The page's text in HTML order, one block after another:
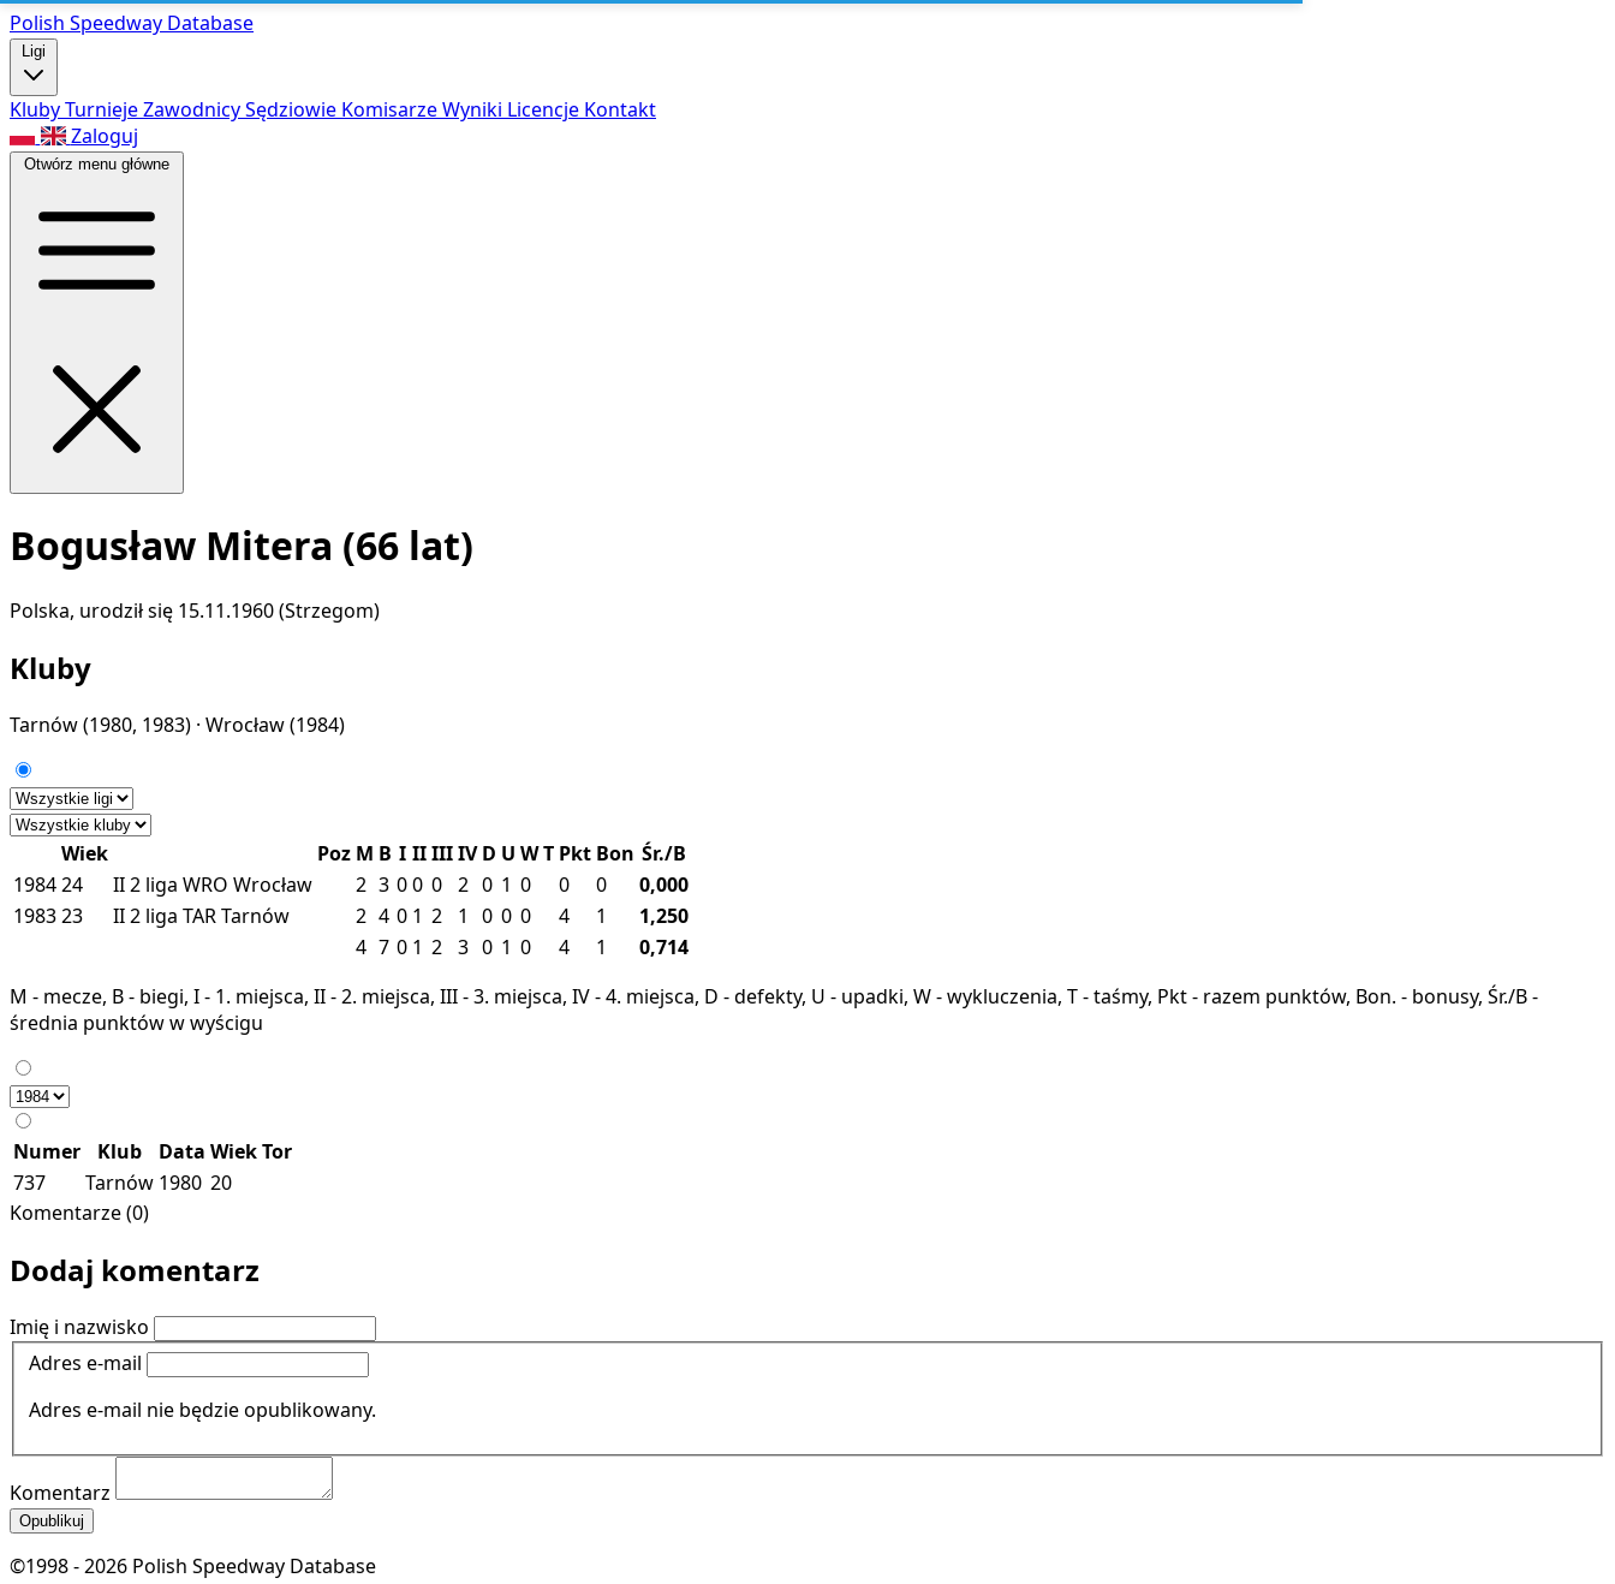
Polish Speedway Database
Ligi
KlubyTurniejeZawodnicySędziowie KomisarzeWyniki Licencje Kontakt
Zaloguj
Otwórz menu główne
Bogusław Mitera (66 lat)
Polska, urodził się 15.11.1960 (Strzegom)
Kluby
Tarnów(1980, 1983) · Wrocław(1984)
Wiek Poz M B I IIIIIIV D U WT Pkt Bon Śr./B
198424 II2 liga WRO Wrocław 2 3 00 0 2 0 1 0 0 0
0,000
198323 II2 liga TARTarnów 2 4 0 1 2 1 0 0 0 4 1
1,250
4 7 0 1 2 3 0 1 0 4 1
0,714
M - mecze, B - biegi, I - 1. miejsca, II - 2. miejsca, III - 3. miejsca, IV - 4. miejsca, D - defekty, U - upadki, W - wykluczenia, T - taśmy, Pkt - razem punktów, Bon. - bonusy, Śr./B -
średnia punktów w wyścigu
Numer Klub Data WiekTor
737
Tarnów 1980 20
Komentarze (0)
Dodaj komentarz
Imię i nazwisko
Adres e-mail
Adres e-mail nie będzie opublikowany.
Komentarz
Opublikuj
©1998 - 2026 Polish Speedway Database